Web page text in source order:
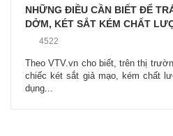
NHỮNG ĐIỀU CẦN BIẾT ĐỂ
DỞM, KÉT SẮT KÉM CHẤT
4522
Theo VTV.vn cho biết, trên thị
chiếc két sắt giả mạo, kém chất
dụng...